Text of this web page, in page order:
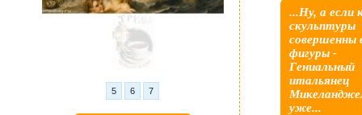
5 6 7
...Ну, а если как
скульптуры
совершенны
фигуры -
Гениальный
итальянец
уже...